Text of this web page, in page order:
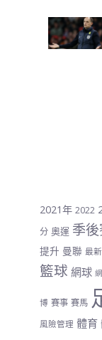
2021年 2022
分 奧運 季
提升 曼聯 最新
籃球 網球
博 賽事 賽馬
風險管理 體育